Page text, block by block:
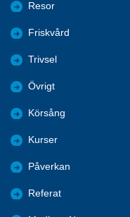
Resor
Friskvård
Trivsel
Övrigt
Körsång
Kurser
Påverkan
Referat